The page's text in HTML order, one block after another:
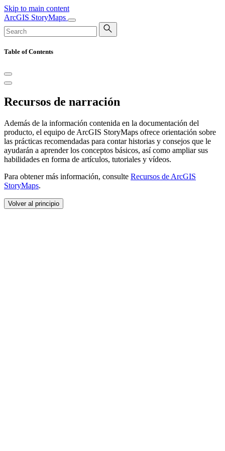
Skip to main content
ArcGIS StoryMaps
Table of Contents
Recursos de narración
Además de la información contenida en la documentación del
producto, el equipo de ArcGIS StoryMaps ofrece orientación sobre
las prácticas recomendadas para contar historias y consejos que le
ayudarán a aprender los conceptos básicos, así como ampliar sus
habilidades en forma de artículos, tutoriales y vídeos.
Para obtener más información, consulte Recursos de ArcGIS
StoryMaps.
Volver al principio